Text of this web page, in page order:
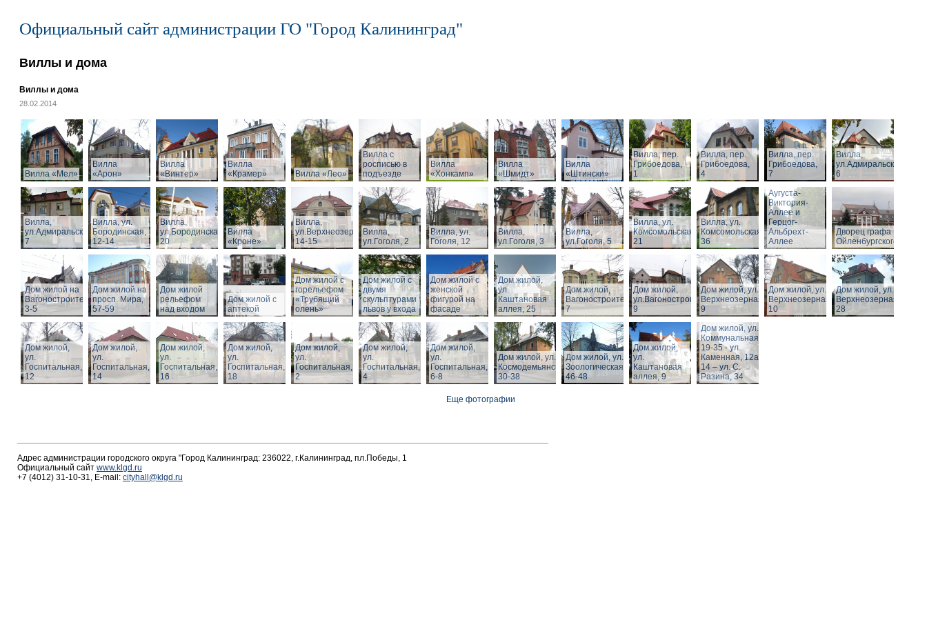
Официальный сайт администрации ГО "Город Калининград"
Виллы и дома
Виллы и дома
28.02.2014
Вилла «Мел»
Вилла
«Арон»
Вилла
«Винтер»
Вилла
«Крамер»
Вилла «Лео»
Вилла с
росписью в
подъезде
Вилла
«Хонкамп»
Вилла
«Шмидт»
Вилла
«Штински»
Вилла, пер.
Грибоедова,
1
Вилла, пер.
Грибоедова,
4
Вилла, пер.
Грибоедова,
7
Вилла,
ул.Адмиральская,
6
Вилла,
ул.Адмиральская,
7
Вилла, ул.
Бородинская,
12-14
Вилла,
ул.Бородинская,
20
Вилла
«Кроне»
Вилла,
ул.Верхнеозерная,
14-15
Вилла,
ул.Гоголя, 2
Вилла, ул.
Гоголя, 12
Вилла,
ул.Гоголя, 3
Вилла,
ул.Гоголя, 5
Вилла, ул.
Комсомольская,
21
Вилла, ул.
Комсомольская,
36
Виллы по
Аугуста-
Виктория-
Аллее и
Герцог-
Альбрехт-
Аллее
Дворец графа
Ойленбургского
Дом жилой на
Вагоностроительной
3-5
Дом жилой на
просп. Мира,
57-59
Дом жилой
рельефом
над входом
Дом жилой с
аптекой
Дом жилой с
горельефом
«Трубящий
олень»
Дом жилой с
двумя
скульптурами
львов у входа
Дом жилой с
женской
фигурой на
фасаде
Дом жилой,
ул.
Каштановая
аллея, 25
Дом жилой,
Вагоностроительная,
7
Дом жилой,
ул.Вагоностроительная,
9
Дом жилой, ул.
Верхнеозерная,
9
Дом жилой, ул.
Верхнеозерная,
10
Дом жилой, ул.
Верхнеозерная,
28
Дом жилой,
ул.
Госпитальная,
12
Дом жилой,
ул.
Госпитальная,
14
Дом жилой,
ул.
Госпитальная,
16
Дом жилой,
ул.
Госпитальная,
18
Дом жилой,
ул.
Госпитальная,
2
Дом жилой,
ул.
Госпитальная,
4
Дом жилой,
ул.
Госпитальная,
6-8
Дом жилой, ул. З.
Космодемьянской
30-38
Дом жилой, ул.
Зоологическая,
46-48
Дом жилой,
ул.
Каштановая
аллея, 9
Дом жилой, ул.
Коммунальная,
19-35 - ул.
Каменная, 12а,
14 – ул. С.
Разина, 34
Еще фотографии
Адрес администрации городского округа "Город Калининград: 236022, г.Калининград, пл.Победы, 1
Официальный сайт www.klgd.ru
+7 (4012) 31-10-31, E-mail: cityhall@klgd.ru